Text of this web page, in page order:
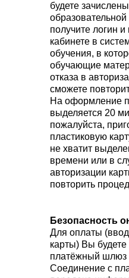
Безопасность
Для оплаты
карты) Вы
платёжный
Соединение с
будете
получите логин
кабинете в
обучения, в
обучающие
отказа в
сможете
На оформление
выделяется 20
пожалуйста,
пластиковую
не хватит
времени или в
авторизации
повторить